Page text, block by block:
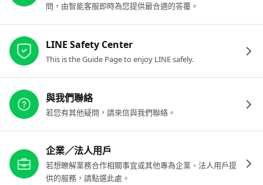
問，由智能客服即時為您提供最合適的答覆。
LINE Safety Center
This is the Guide Page to enjoy LINE safely.
與我們聯絡
若您有其他疑問，請來信與我們聯絡。
企業／法人用戶
若想瞭解業務合作相關事宜或其他專為企業、法人用戶提
供的服務，請點選此處。